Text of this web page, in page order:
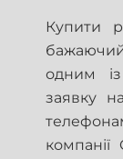
Купити
одним
заявку